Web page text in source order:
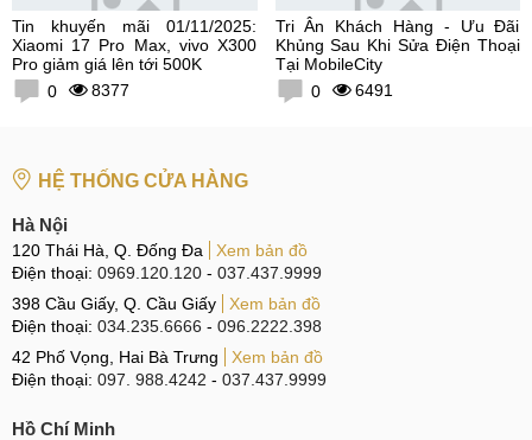
Tin khuyến mãi 01/11/2025:
Xiaomi 17 Pro Max, vivo X300
Pro giảm giá lên tới 500K
0
8377
Tri Ân Khách Hàng - Ưu Đãi
Khủng Sau Khi Sửa Điện Thoại
Tại MobileCity
0
6491
HỆ THỐNG CỬA HÀNG
Hà Nội
120 Thái Hà, Q. Đống Đa
Xem bản đồ
Điện thoại: 0969.120.120 - 037.437.9999
398 Cầu Giấy, Q. Cầu Giấy
Xem bản đồ
Điện thoại: 034.235.6666 - 096.2222.398
42 Phố Vọng, Hai Bà Trưng
Xem bản đồ
Điện thoại: 097. 988.4242 - 037.437.9999
Hồ Chí Minh